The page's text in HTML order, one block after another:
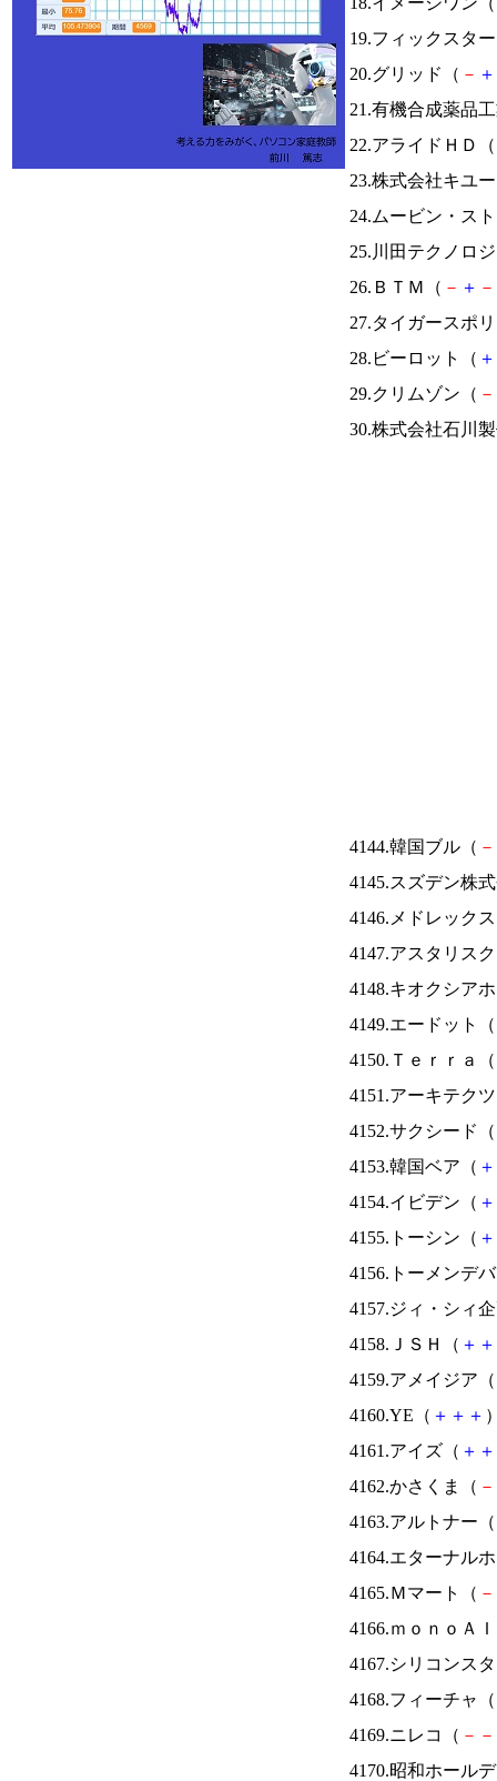
19.フィックスタ
20.グリッド（ － ＋
21.有機合成薬品
22.アライドＨＤ（
23.株式会社キユ
24.ムービン・ス
25.川田テクノロ
26.ＢＴＭ（ － ＋ －
27.タイガースポ
28.ビーロット（ ＋
29.クリムゾン（ －
30.株式会社石川
4144.韓国ブル（ －
4145.スズデン株
4146.メドレック
4147.アスタリス
4148.キオクシア
4149.エードット（
4150.Ｔｅｒｒａ（
4151.アーキテク
4152.サクシード（
4153.韓国ベア（ ＋
4154.イビデン（ ＋
4155.トーシン（ ＋
4156.トーメンデ
4157.ジィ・シィ
4158.ＪＳＨ（ ＋ ＋
4159.アメイジア（
4160.YE（ ＋ ＋ ＋
4161.アイズ（ ＋ ＋
4162.かさくま（ －
4163.アルトナー（
4164.エターナル
4165.Ｍマート（ －
4166.ｍｏｎｏＡ
4167.シリコンス
4168.フィーチャ（
4169.ニレコ（ － －
4170.昭和ホール